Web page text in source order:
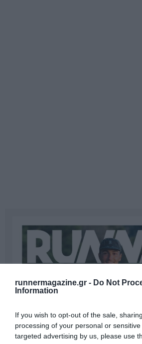
runnermagazine.gr - Do Not
Information
If you wish to opt-out of the sale,
processing of your personal or
targeted advertising by us, please use